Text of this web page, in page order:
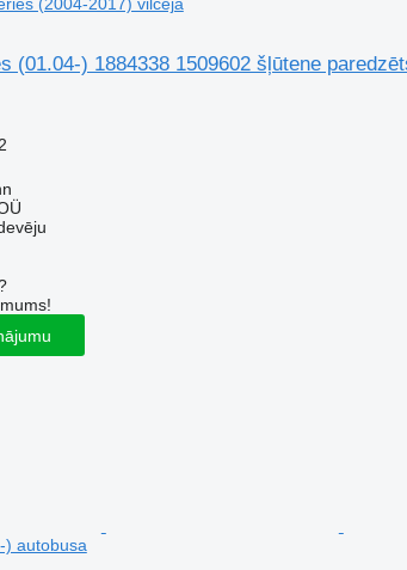
(01.04-) 1884338 1509602 šļūtene
) autobusa